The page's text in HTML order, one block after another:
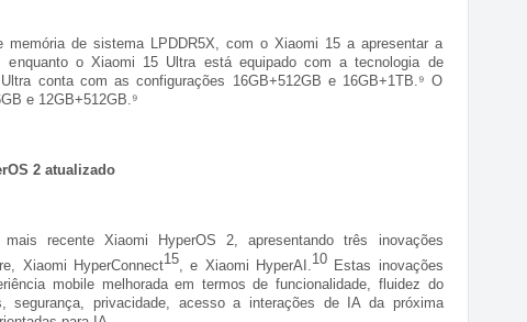
de sistema LPDDR5X, com o Xiaomi 15 a apresentar a
enquanto o Xiaomi 15 Ultra está equipado com a tecnologia de
conta com as configurações 16GB+512GB e 16GB+1TB.⁹ O
e 12GB+512GB.⁹
2 atualizado
recente Xiaomi HyperOS 2, apresentando três inovações
Xiaomi HyperConnect15, e Xiaomi HyperAI.10Estas inovações
mobile melhorada em termos de funcionalidade, fluidez do
segurança, privacidade, acesso a interações de IA da próxima